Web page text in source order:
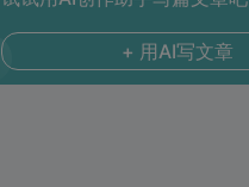
+ 用AI写文章